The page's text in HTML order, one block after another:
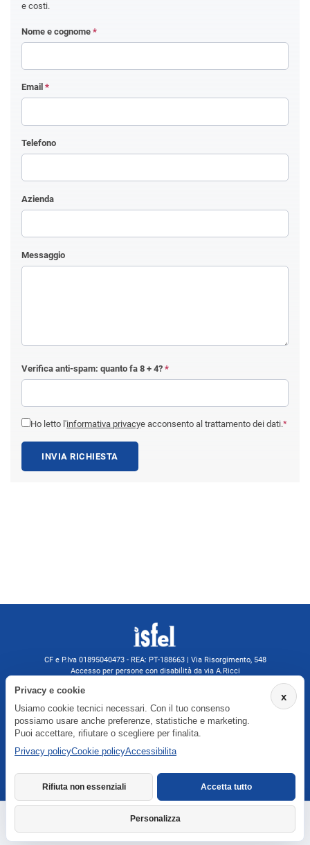
e costi.
Nome e cognome *
Email *
Telefono
Azienda
Messaggio
Verifica anti-spam: quanto fa 8 + 4? *
Ho letto l'informativa privacye acconsento al trattamento dei dati.*
INVIA RICHIESTA
CF e P.Iva 01895040473 - REA: PT-188663 | Via Risorgimento, 548
Accesso per persone con disabilità da via A.Ricci
isfel@pec.it
Informativa privacy
Agenzia formativa iscritta a Formatemp
x
Privacy e cookie
Usiamo cookie tecnici necessari. Con il tuo consenso
possiamo usare anche preferenze, statistiche e marketing.
Puoi accettare, rifiutare o scegliere per finalita.
Privacy policyCookie policyAccessibilita
Rifiuta non essenziali
Personalizza
Accetta tutto
Richiedi informazioni